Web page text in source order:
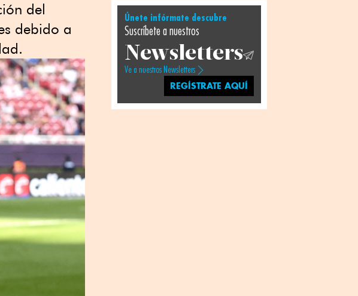
del
debido a
Únete infórmate descubre
Suscríbete a nuestros
Newsletters
Ve a nuestros Newsletters
REGÍSTRATE AQUÍ